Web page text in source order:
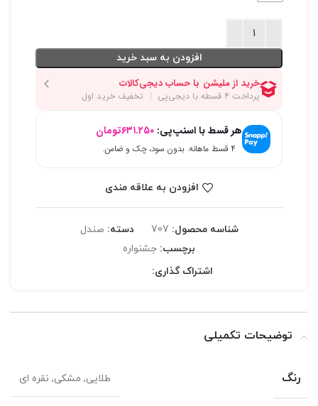
افزودن به سبد خرید
هر قسط با اسنپ‌پی: ۶۳۱.۲۵۰تومان
۴ قسط ماهانه. بدون سود، چک و ضامن.
افزودن به علاقه مندی
شناسه محصول: 707 دسته: صندل
برچسب: جشنواره
اشتراک گذاری:
توضیحات تکمیلی
رنگ طلایی, مشکی, نقره ای